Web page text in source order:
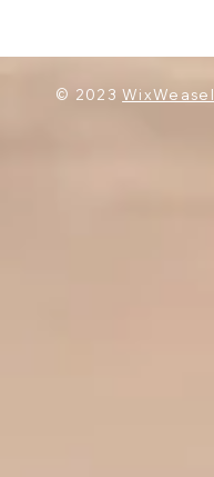
© 2023WixWeasel